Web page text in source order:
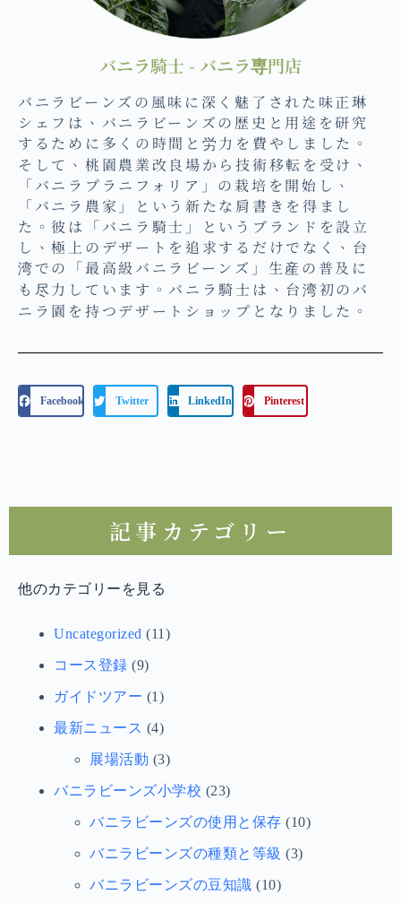
バニラ騎士 - バニラ専門店
バニラビーンズの風味に深く魅了された味正琳
シェフは、バニラビーンズの歴史と用途を研究
するために多くの時間と労力を費やしました。
そして、桃園農業改良場から技術移転を受け、
「バニラプラニフォリア」の栽培を開始し、
「バニラ農家」という新たな肩書きを得まし
た。彼は「バニラ騎士」というブランドを設立
し、極上のデザートを追求するだけでなく、台
湾での「最高級バニラビーンズ」生産の普及に
も尽力しています。バニラ騎士は、台湾初のバ
ニラ園を持つデザートショップとなりました。
Facebook Twitter LinkedIn Pinterest
記事カテゴリー
他のカテゴリーを見る
Uncategorized (11)
コース登録 (9)
ガイドツアー (1)
最新ニュース (4)
展場活動 (3)
バニラビーンズ小学校 (23)
バニラビーンズの使用と保存 (10)
バニラビーンズの種類と等級 (3)
バニラビーンズの豆知識 (10)